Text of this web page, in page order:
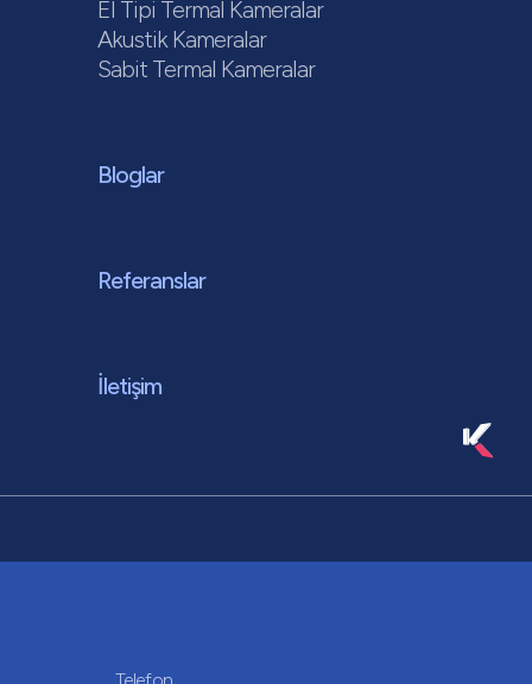
El Tipi Termal Kameralar
Akustik Kameralar
Sabit Termal Kameralar
Bloglar
Referanslar
İletişim